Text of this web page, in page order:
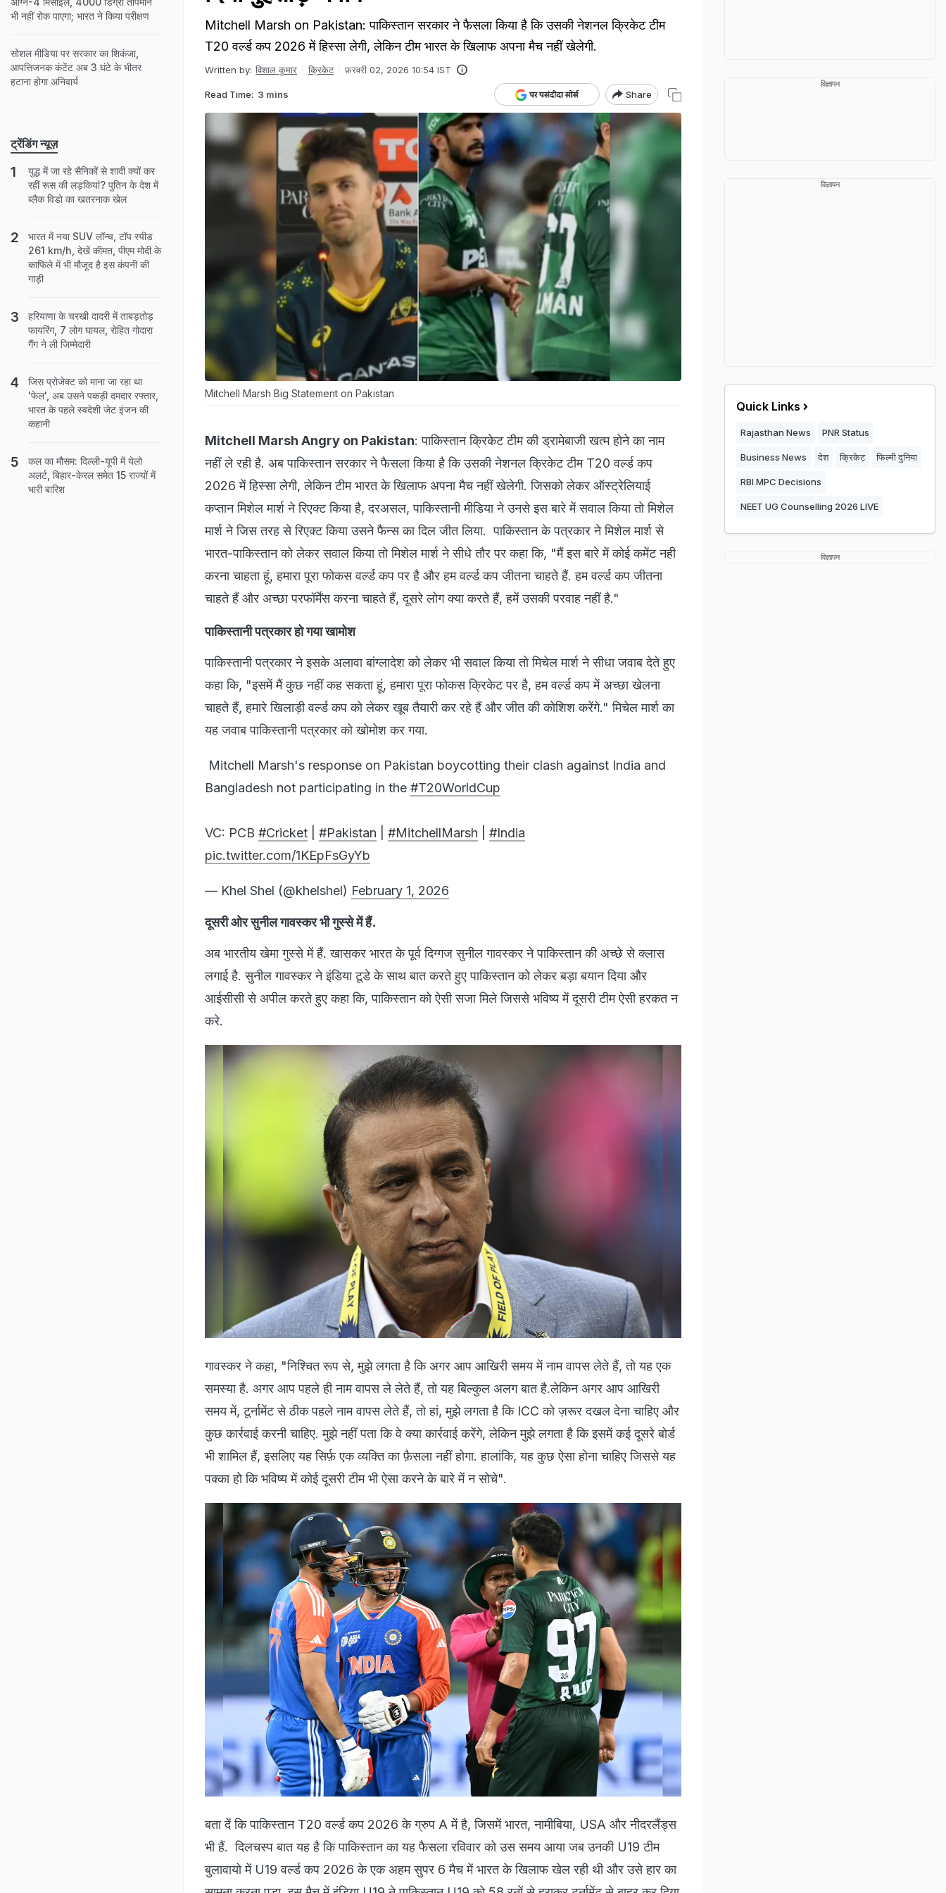
Mitchell Marsh on Pakistan: पाकिस्तान सरकार ने फैसला किया है कि उसकी नेशनल क्रिकेट टीम
T20 वर्ल्ड कप 2026 में हिस्सा लेगी, लेकिन टीम भारत के खिलाफ अपना मैच नहीं खेलेगी.
Written by: विशाल कुमार क्रिकेट फ़रवरी 02, 2026 10:54 IST
Read Time: 3 mins Share
Mitchell Marsh Big Statement on Pakistan
Mitchell Marsh Angry on Pakistan: पाकिस्तान क्रिकेट टीम की ड्रामेबाजी खत्म होने का नाम
नहीं ले रही है. अब पाकिस्तान सरकार ने फैसला किया है कि उसकी नेशनल क्रिकेट टीम T20 वर्ल्ड कप
2026 में हिस्सा लेगी, लेकिन टीम भारत के खिलाफ अपना मैच नहीं खेलेगी. जिसको लेकर ऑस्ट्रेलियाई
कप्तान मिशेल मार्श ने रिएक्ट किया है, दरअसल, पाकिस्तानी मीडिया ने उनसे इस बारे में सवाल किया तो मिशेल
मार्श ने जिस तरह से रिएक्ट किया उसने फैन्स का दिल जीत लिया. पाकिस्तान के पत्रकार ने मिशेल मार्श से
भारत-पाकिस्तान को लेकर सवाल किया तो मिशेल मार्श ने सीधे तौर पर कहा कि, "मैं इस बारे में कोई कमेंट नही
करना चाहता हूं, हमारा पूरा फोकस वर्ल्ड कप पर है और हम वर्ल्ड कप जीतना चाहते हैं. हम वर्ल्ड कप जीतना
चाहते हैं और अच्छा परफॉर्मेंस करना चाहते हैं, दूसरे लोग क्या करते हैं, हमें उसकी परवाह नहीं है."
पाकिस्तानी पत्रकार हो गया खामोश
पाकिस्तानी पत्रकार ने इसके अलावा बांग्लादेश को लेकर भी सवाल किया तो मिचेल मार्श ने सीधा जवाब देते हुए
कहा कि, "इसमें मैं कुछ नहीं कह सकता हूं, हमारा पूरा फोकस क्रिकेट पर है, हम वर्ल्ड कप में अच्छा खेलना
चाहते हैं, हमारे खिलाड़ी वर्ल्ड कप को लेकर खूब तैयारी कर रहे हैं और जीत की कोशिश करेंगे." मिचेल मार्श का
यह जवाब पाकिस्तानी पत्रकार को खोमोश कर गया.
Mitchell Marsh's response on Pakistan boycotting their clash against India and
Bangladesh not participating in the #T20WorldCup
VC: PCB #Cricket #Pakistan #MitchellMarsh
#India
pic.twitter.com/1KEpFsGyYb
— Khel Shel (@khelshel) February 1, 2026
दूसरी ओर सुनील गावस्कर भी गुस्से में हैं.
अब भारतीय खेमा गुस्से में हैं. खासकर भारत के पूर्व दिग्गज सुनील गावस्कर ने पाकिस्तान की अच्छे से क्लास
लगाई है. सुनील गावस्कर ने इंडिया टूडे के साथ बात करते हुए पाकिस्तान को लेकर बड़ा बयान दिया और
आईसीसी से अपील करते हुए कहा कि, पाकिस्तान को ऐसी सजा मिले जिससे भविष्य में दूसरी टीम ऐसी हरकत न
करे.
गावस्कर ने कहा, "निश्चित रूप से, मुझे लगता है कि अगर आप आखिरी समय में नाम वापस लेते हैं, तो यह एक
समस्या है. अगर आप पहले ही नाम वापस ले लेते हैं, तो यह बिल्कुल अलग बात है.लेकिन अगर आप आखिरी
समय में, टूर्नामेंट से ठीक पहले नाम वापस लेते हैं, तो हां, मुझे लगता है कि ICC को ज़रूर दखल देना चाहिए और
कुछ कार्रवाई करनी चाहिए. मुझे नहीं पता कि वे क्या कार्रवाई करेंगे, लेकिन मुझे लगता है कि इसमें कई दूसरे बोर्ड
भी शामिल हैं, इसलिए यह सिर्फ़ एक व्यक्ति का फ़ैसला नहीं होगा. हालांकि, यह कुछ ऐसा होना चाहिए जिससे यह
पक्का हो कि भविष्य में कोई दूसरी टीम भी ऐसा करने के बारे में न सोचे".
बता दें कि पाकिस्तान T20 वर्ल्ड कप 2026 के ग्रुप A में है, जिसमें भारत, नामीबिया, USA और नीदरलैंड्स
भी हैं. दिलचस्प बात यह है कि पाकिस्तान का यह फैसला रविवार को उस समय आया जब उनकी U19 टीम
बुलावायो में U19 वर्ल्ड कप 2026 के एक अहम सुपर 6 मैच में भारत के खिलाफ खेल रही थी और उसे हार का
भी नहीं रोक पाएगा; भारत ने किया परीक्षण
सोशल मीडिया पर सरकार का शिकंजा,
आपत्तिजनक कंटेंट अब 3 घंटे के भीतर
हटाना होगा अनिवार्य
ट्रेंडिंग न्यूज़
युद्ध में जा रहे सैनिकों से शादी क्यों कर
रहीं रूस की लड़कियां? पुतिन के देश में
ब्लैक विडो का खतरनाक खेल
भारत में नया SUV लॉन्च, टॉप स्पीड
261 km/h, देखें कीमत, पीएम मोदी के
काफिले में भी मौजूद है इस कंपनी की
गाड़ी
हरियाणा के चरखी दादरी में ताबड़तोड़
फायरिंग, 7 लोग घायल, रोहित गोदारा
गैंग ने ली जिम्मेदारी
जिस प्रोजेक्ट को माना जा रहा था
'फेल', अब उसने पकड़ी दमदार रफ्तार,
भारत के पहले स्वदेशी जेट इंजन की
कहानी
कल का मौसम: दिल्ली-यूपी में येलो
अलर्ट, बिहार-केरल समेत 15 राज्यों में
भारी बारिश
विज्ञापन
विज्ञापन
Quick Links
Rajasthan News PNR Status
Business News देश क्रिकेट फिल्मी दुनिया
RBI MPC Decisions
NEET UG Counselling 2026 LIVE
विज्ञापन